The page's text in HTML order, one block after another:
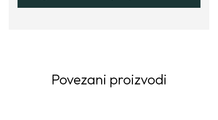
Povezani proizvodi